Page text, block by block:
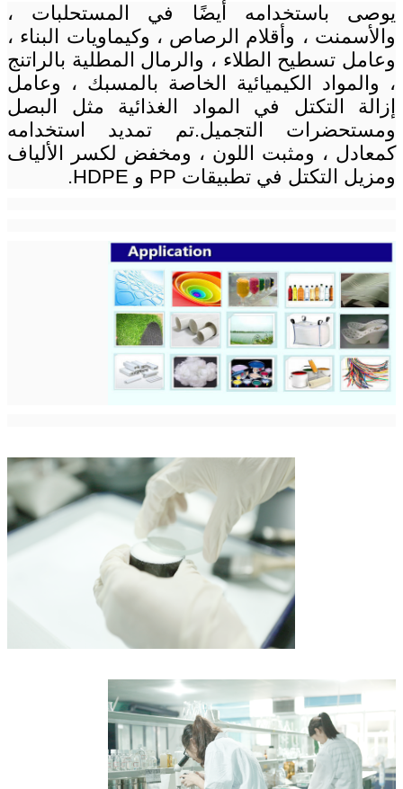
يوصى باستخدامه أيضًا في المستحلبات ،
والأسمنت ، وأقلام الرصاص ، وكيماويات البناء ،
وعامل تسطيح الطلاء ، والرمال المطلية بالراتنج
، والمواد الكيميائية الخاصة بالمسبك ، وعامل
إزالة التكتل في المواد الغذائية مثل البصل
ومستحضرات التجميل.تم تمديد استخدامه
كمعادل ، ومثبت اللون ، ومخفض لكسر الألياف
ومزيل التكتل في تطبيقات PP و HDPE.